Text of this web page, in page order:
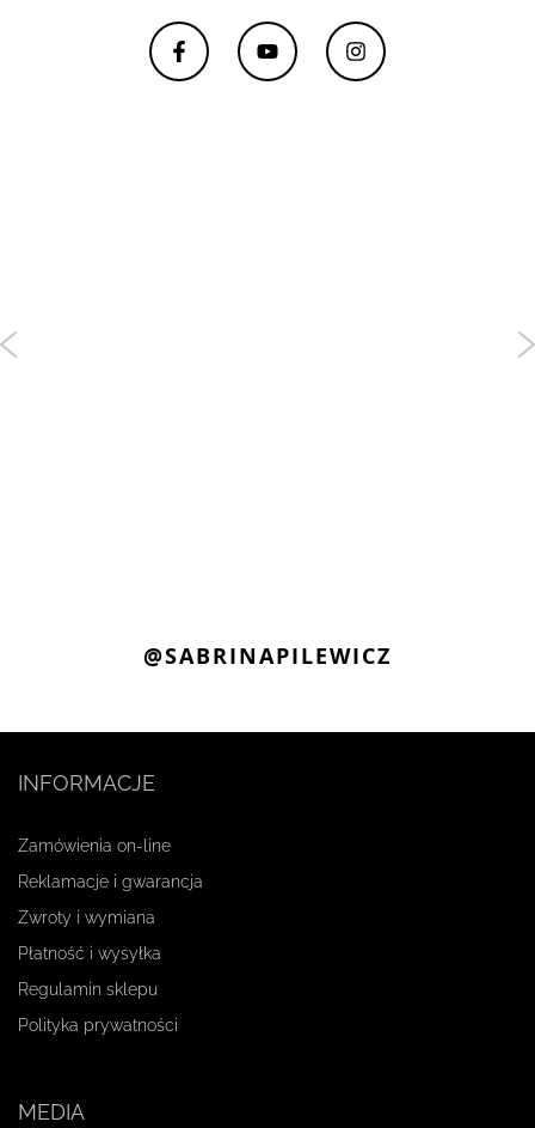
@SABRINAPILEWICZ
INFORMACJE
Zamówienia on-line
Reklamacje i gwarancja
Zwroty i wymiana
Płatność i wysyłka
Regulamin sklepu
Polityka prywatności
MEDIA